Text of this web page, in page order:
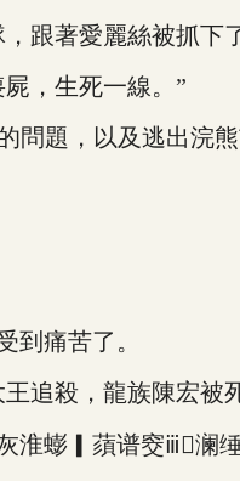
跟著愛麗絲被抓下
，生死一線。”
題，以及逃出浣熊
痛苦了。
殺，龍族陳宏被死
淮蟛▎蕦谱窔ⅲ澜